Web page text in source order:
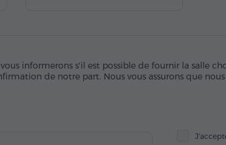
informerons s'il est possible de fournir la salle
de notre part. Nous vous assurons que